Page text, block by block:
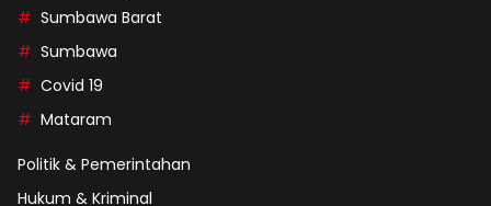
Sumbawa Barat
Sumbawa
Covid 19
Mataram
Politik & Pemerintahan
Hukum & Kriminal